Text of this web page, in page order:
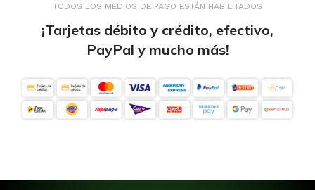
TODOS LOS MEDIOS DE PAGO ESTÁN HABILITADOS
¡Tarjetas débito y crédito, efectivo,
PayPal y mucho más!